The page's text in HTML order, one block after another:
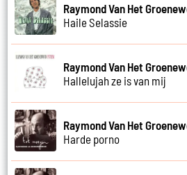
Raymond Van Het
Haile Selassie
Raymond Van Het
Hallelujah ze is van mij
Raymond Van Het
Harde porno